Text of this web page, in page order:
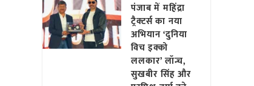
पंजाब में महिंद्रा
ट्रैक्टर्स का नया
अभियान ‘दुनिया
विच इक्को
ललकार’ लॉन्च,
सुखबीर सिंह और